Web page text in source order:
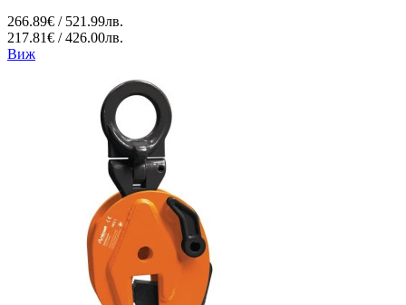
266.89€ / 521.99лв.
217.81€ / 426.00лв.
Виж